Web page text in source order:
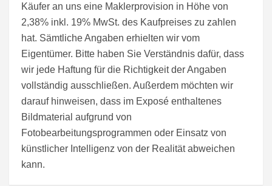
Käufer an uns eine Maklerprovision in Höhe von
2,38% inkl. 19% MwSt. des Kaufpreises zu zahlen
hat. Sämtliche Angaben erhielten wir vom
Eigentümer. Bitte haben Sie Verständnis dafür, dass
wir jede Haftung für die Richtigkeit der Angaben
vollständig ausschließen. Außerdem möchten wir
darauf hinweisen, dass im Exposé enthaltenes
Bildmaterial aufgrund von
Fotobearbeitungsprogrammen oder Einsatz von
künstlicher Intelligenz von der Realität abweichen
kann.